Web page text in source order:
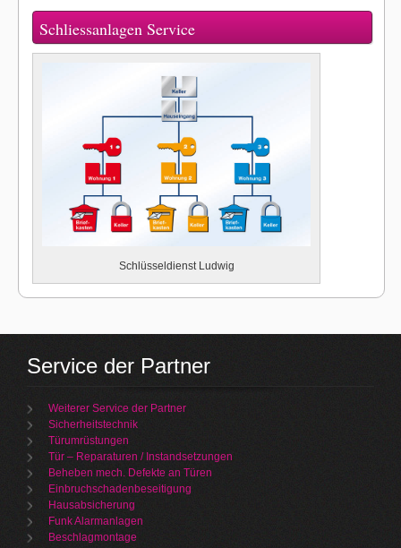
Schliessanlagen Service
Schlüsseldienst Ludwig
Service der Partner
Weiterer Service der Partner
Sicherheitstechnik
Türumrüstungen
Tür – Reparaturen / Instandsetzungen
Beheben mech. Defekte an Türen
Einbruchschadenbeseitigung
Hausabsicherung
Funk Alarmanlagen
Beschlagmontage